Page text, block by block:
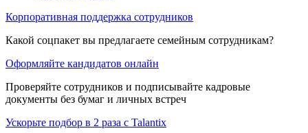
Корпоративная поддержка сотрудников
Какой соцпакет вы предлагаете семейным сотрудникам?
Оформляйте кандидатов онлайн
Проверяйте сотрудников и подписывайте кадровые
документы без бумаг и личных встреч
Ускорьте подбор в 2 раза с Talantix